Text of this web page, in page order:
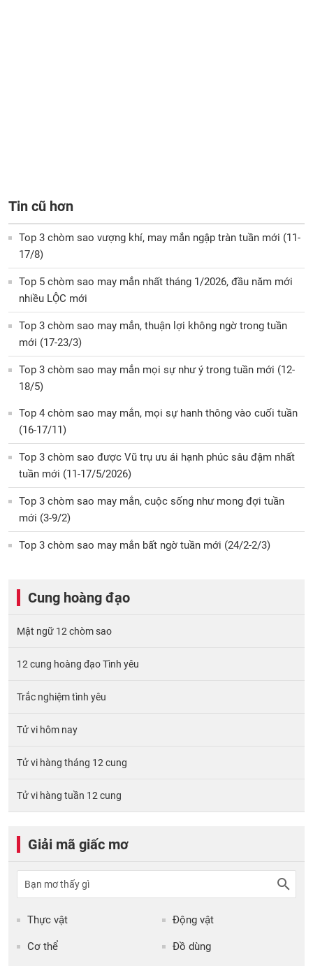
Tin cũ hơn
Top 3 chòm sao vượng khí, may mắn ngập tràn tuần mới (11-
17/8)
Top 5 chòm sao may mắn nhất tháng 1/2026, đầu năm mới
nhiều LỘC mới
Top 3 chòm sao may mắn, thuận lợi không ngờ trong tuần
mới (17-23/3)
Top 3 chòm sao may mắn mọi sự như ý trong tuần mới (12-
18/5)
Top 4 chòm sao may mắn, mọi sự hanh thông vào cuối tuần
(16-17/11)
Top 3 chòm sao được Vũ trụ ưu ái hạnh phúc sâu đậm nhất
tuần mới (11-17/5/2026)
Top 3 chòm sao may mắn, cuộc sống như mong đợi tuần
mới (3-9/2)
Top 3 chòm sao may mắn bất ngờ tuần mới (24/2-2/3)
Cung hoàng đạo
Mật ngữ 12 chòm sao
12 cung hoàng đạo Tình yêu
Trắc nghiệm tình yêu
Tử vi hôm nay
Tử vi hàng tháng 12 cung
Tử vi hàng tuần 12 cung
Giải mã giấc mơ
Thực vật Động vật
Cơ thể Đồ dùng